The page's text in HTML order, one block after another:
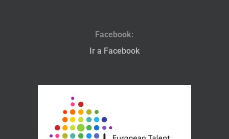
Facebook:
Ir a Facebook